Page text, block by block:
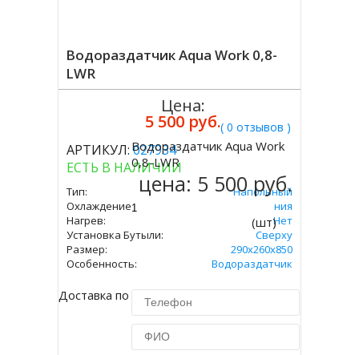
Водораздатчик Aqua Work 0,8-
LWR
( 0 отзывов )
АРТИКУЛ:027934
ЕСТЬ В НАЛИЧИИ
Тип:
Напольный
Охлаждение:
Без Охлаждения
Нагрев:
Нет
Установка Бутыли:
Сверху
Размер:
290х260х850
Особенность:
Водораздатчик
Доставка по Москве 450 руб.
Цена:
5 500 руб.
Купить
Водораздатчик Aqua Work
0,8-LWR
цена: 5 500 руб.
(шт)